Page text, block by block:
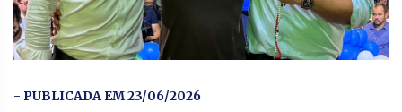
- PUBLICADA EM 23/06/2026